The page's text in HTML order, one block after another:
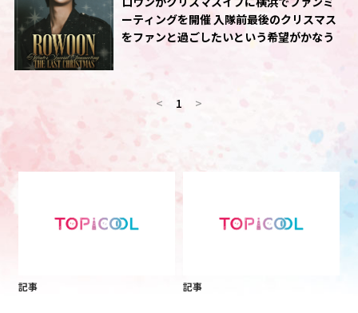
ーティングを開催 入隊前最後のクリスマス
をファンと過ごしたいという希望がかなう
< 1 >
記事 記事